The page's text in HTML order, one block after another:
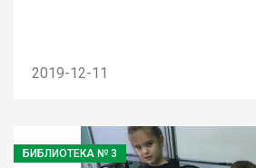
2019-12-11
БИБЛИОТЕКА № 3